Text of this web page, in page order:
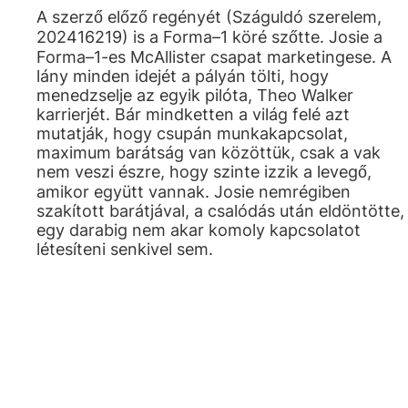
A szerző előző regényét (Száguldó szerelem,
202416219) is a Forma–1 köré szőtte. Josie a
Forma–1-es McAllister csapat marketingese. A
lány minden idejét a pályán tölti, hogy
menedzselje az egyik pilóta, Theo Walker
karrierjét. Bár mindketten a világ felé azt
mutatják, hogy csupán munkakapcsolat,
maximum barátság van közöttük, csak a vak
nem veszi észre, hogy szinte izzik a levegő,
amikor együtt vannak. Josie nemrégiben
szakított barátjával, a csalódás után eldöntötte,
egy darabig nem akar komoly kapcsolatot
létesíteni senkivel sem.